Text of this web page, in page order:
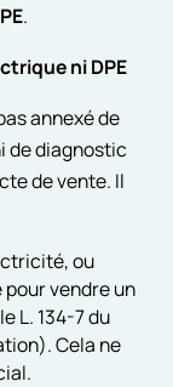
.
ni DPE
annexé de
de diagnostic
de vente. Il
ou
vendre un
L. 134-7 du
Cela ne